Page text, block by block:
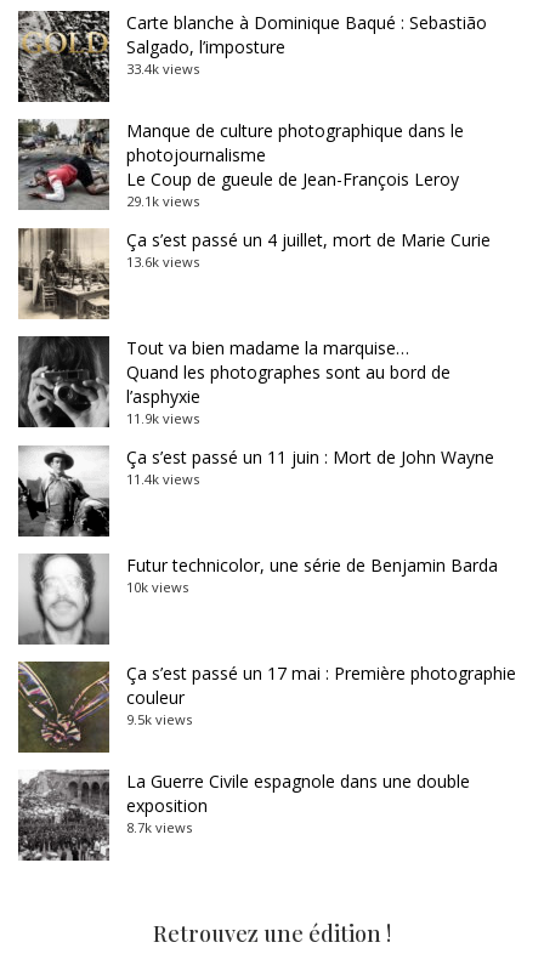
Carte blanche à Dominique Baqué : Sebastião
Salgado, l’imposture
33.4k views
Manque de culture photographique dans le
photojournalisme
Le Coup de gueule de Jean-François Leroy
29.1k views
Ça s’est passé un 4 juillet, mort de Marie Curie
13.6k views
Tout va bien madame la marquise…
Quand les photographes sont au bord de
l’asphyxie
11.9k views
Ça s’est passé un 11 juin : Mort de John Wayne
11.4k views
Futur technicolor, une série de Benjamin Barda
10k views
Ça s’est passé un 17 mai : Première photographie
couleur
9.5k views
La Guerre Civile espagnole dans une double
exposition
8.7k views
Retrouvez une édition !